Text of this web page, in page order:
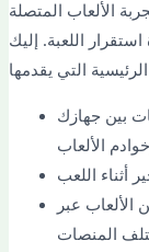
الألعاب المتصلة
اللعبة. إليك
بين جهازك
عبر